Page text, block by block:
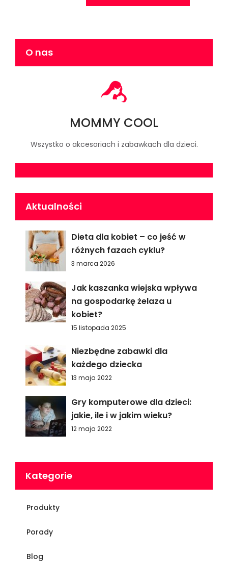
O nas
MOMMY COOL
Wszystko o akcesoriach i zabawkach dla dzieci.
Aktualności
Dieta dla kobiet – co jeść w
różnych fazach cyklu?
3 marca 2026
Jak kaszanka wiejska wpływa
na gospodarkę żelaza u
kobiet?
15 listopada 2025
Niezbędne zabawki dla
każdego dziecka
13 maja 2022
Gry komputerowe dla dzieci:
jakie, ile i w jakim wieku?
12 maja 2022
Kategorie
Produkty
Porady
Blog